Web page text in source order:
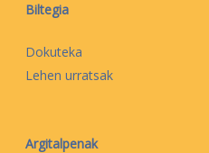
Biltegia
Dokuteka
Lehen urratsak
Argitalpenak